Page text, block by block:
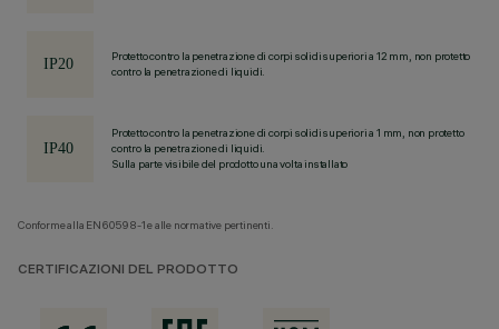
Protetto contro la penetrazione di corpi solidi superiori a 12 mm, non protetto
contro la penetrazione di liquidi.
Protetto contro la penetrazione di corpi solidi superiori a 1 mm, non protetto
contro la penetrazione di liquidi.
Sulla parte visibile del prodotto una volta installato
Conforme alla EN60598-1 e alle normative pertinenti.
CERTIFICAZIONI DEL PRODOTTO